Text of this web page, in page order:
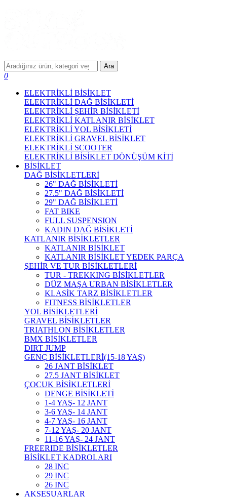
Ara
0
ELEKTRİKLİ BİSİKLET
ELEKTRİKLİ DAĞ BİSİKLETİ
ELEKTRİKLİ ŞEHİR BİSİKLETİ
ELEKTRİKLİ KATLANIR BİSİKLET
ELEKTRİKLİ YOL BİSİKLETİ
ELEKTRİKLİ GRAVEL BİSİKLET
ELEKTRİKLİ SCOOTER
ELEKTRİKLİ BİSİKLET DÖNÜŞÜM KİTİ
BİSİKLET
DAĞ BİSİKLETLERİ
26" DAĞ BİSİKLETİ
27.5" DAĞ BİSİKLETİ
29" DAĞ BİSİKLETİ
FAT BIKE
FULL SUSPENSION
KADIN DAĞ BİSİKLETİ
KATLANIR BİSİKLETLER
KATLANIR BİSİKLET
KATLANIR BİSİKLET YEDEK PARÇA
ŞEHİR VE TUR BİSİKLETLERİ
TUR - TREKKING BİSİKLETLER
DÜZ MAŞA URBAN BİSİKLETLER
KLASİK TARZ BİSİKLETLER
FITNESS BİSİKLETLER
YOL BİSİKLETLERİ
GRAVEL BİSİKLETLER
TRIATHLON BİSİKLETLER
BMX BİSİKLETLER
DIRT JUMP
GENÇ BİSİKLETLERİ(15-18 YAŞ)
26 JANT BİSİKLET
27.5 JANT BİSİKLET
ÇOCUK BİSİKLETLERİ
DENGE BİSİKLETİ
1-4 YAŞ- 12 JANT
3-6 YAŞ- 14 JANT
4-7 YAŞ- 16 JANT
7-12 YAŞ- 20 JANT
11-16 YAŞ- 24 JANT
FREERIDE BİSİKLETLER
BİSİKLET KADROLARI
28 INC
29 INC
26 INC
AKSESUARLAR